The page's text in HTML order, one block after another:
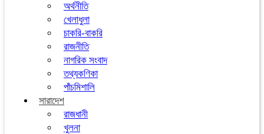
অর্থনীতি
খেলাধুলা
চাকরি-বাকরি
রাজনীতি
নাগরিক সংবাদ
তথ্যকণিকা
পাঁচমিশালি
সারাদেশ
রাজধানী
খুলনা